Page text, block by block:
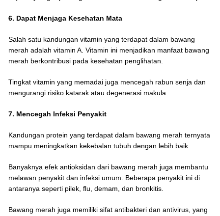
6. Dapat Menjaga Kesehatan Mata
Salah satu kandungan vitamin yang terdapat dalam bawang
merah adalah vitamin A. Vitamin ini menjadikan manfaat bawang
merah berkontribusi pada kesehatan penglihatan.
Tingkat vitamin yang memadai juga mencegah rabun senja dan
mengurangi risiko katarak atau degenerasi makula.
7. Mencegah Infeksi Penyakit
Kandungan protein yang terdapat dalam bawang merah ternyata
mampu meningkatkan kekebalan tubuh dengan lebih baik.
Banyaknya efek antioksidan dari bawang merah juga membantu
melawan penyakit dan infeksi umum. Beberapa penyakit ini di
antaranya seperti pilek, flu, demam, dan bronkitis.
Bawang merah juga memiliki sifat antibakteri dan antivirus, yang